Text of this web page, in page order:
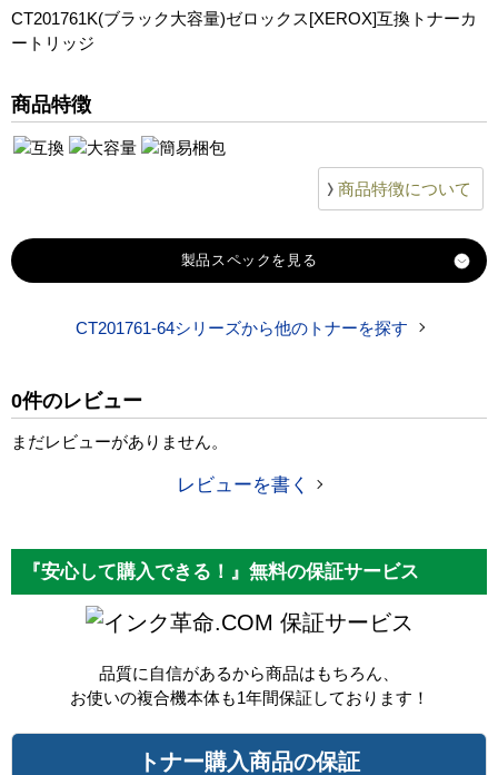
CT201761K(ブラック大容量)ゼロックス[XEROX]互換トナーカ
ートリッジ
商品特徴
商品特徴について
製品スペック
対応
対応
CT201761
純正参考価格 7,850 円
カラー ブラック
なし
製品タイプ 互換トナー
CT201761-64シリーズから他のトナーを探す
0件のレビュー
まだレビューがありません。
レビューを書く
『安心して購入できる！』無料の保証サービス
保証サービス
品質に自信があるから商品はもちろん、
お使いの複合機本体も1年間保証しております！
トナー購入商品の保証